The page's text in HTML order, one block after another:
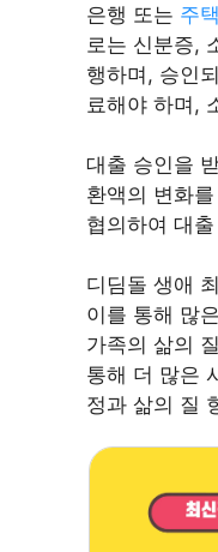
은행 또는 주
로는 신분증,
행하며, 승인
료해야 하며,
대출 승인을
환액의 변화
협의하여 대
디딤돌 생애
이를 통해 많
가족의 삶의
통해 더 많은
정과 삶의 질